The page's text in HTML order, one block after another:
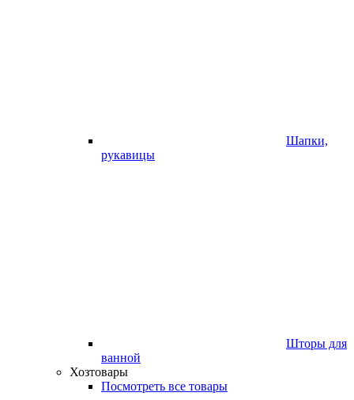
Шапки,
рукавицы
Шторы для
ванной
Хозтовары
Посмотреть все товары